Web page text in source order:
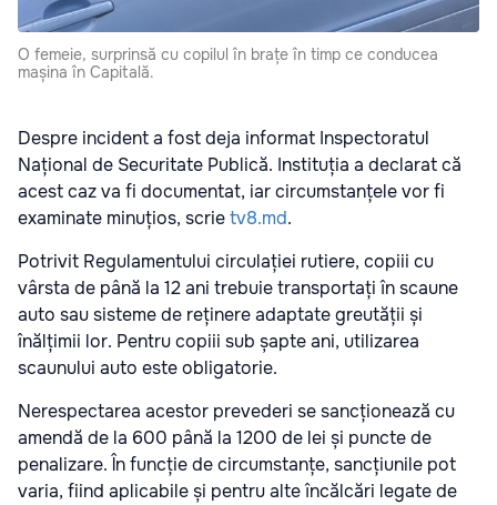
O femeie, surprinsă cu copilul în brațe în timp ce conducea
mașina în Capitală.
Despre incident a fost deja informat Inspectoratul
Național de Securitate Publică. Instituția a declarat că
acest caz va fi documentat, iar circumstanțele vor fi
examinate minuțios, scrietv8.md.
Potrivit Regulamentului circulației rutiere, copiii cu
vârsta de până la 12 ani trebuie transportați în scaune
auto sau sisteme de reținere adaptate greutății și
înălțimii lor. Pentru copiii sub șapte ani, utilizarea
scaunului auto este obligatorie.
Nerespectarea acestor prevederi se sancționează cu
amendă de la 600 până la 1200 de lei și puncte de
penalizare. În funcție de circumstanțe, sancțiunile pot
varia, fiind aplicabile și pentru alte încălcări legate de